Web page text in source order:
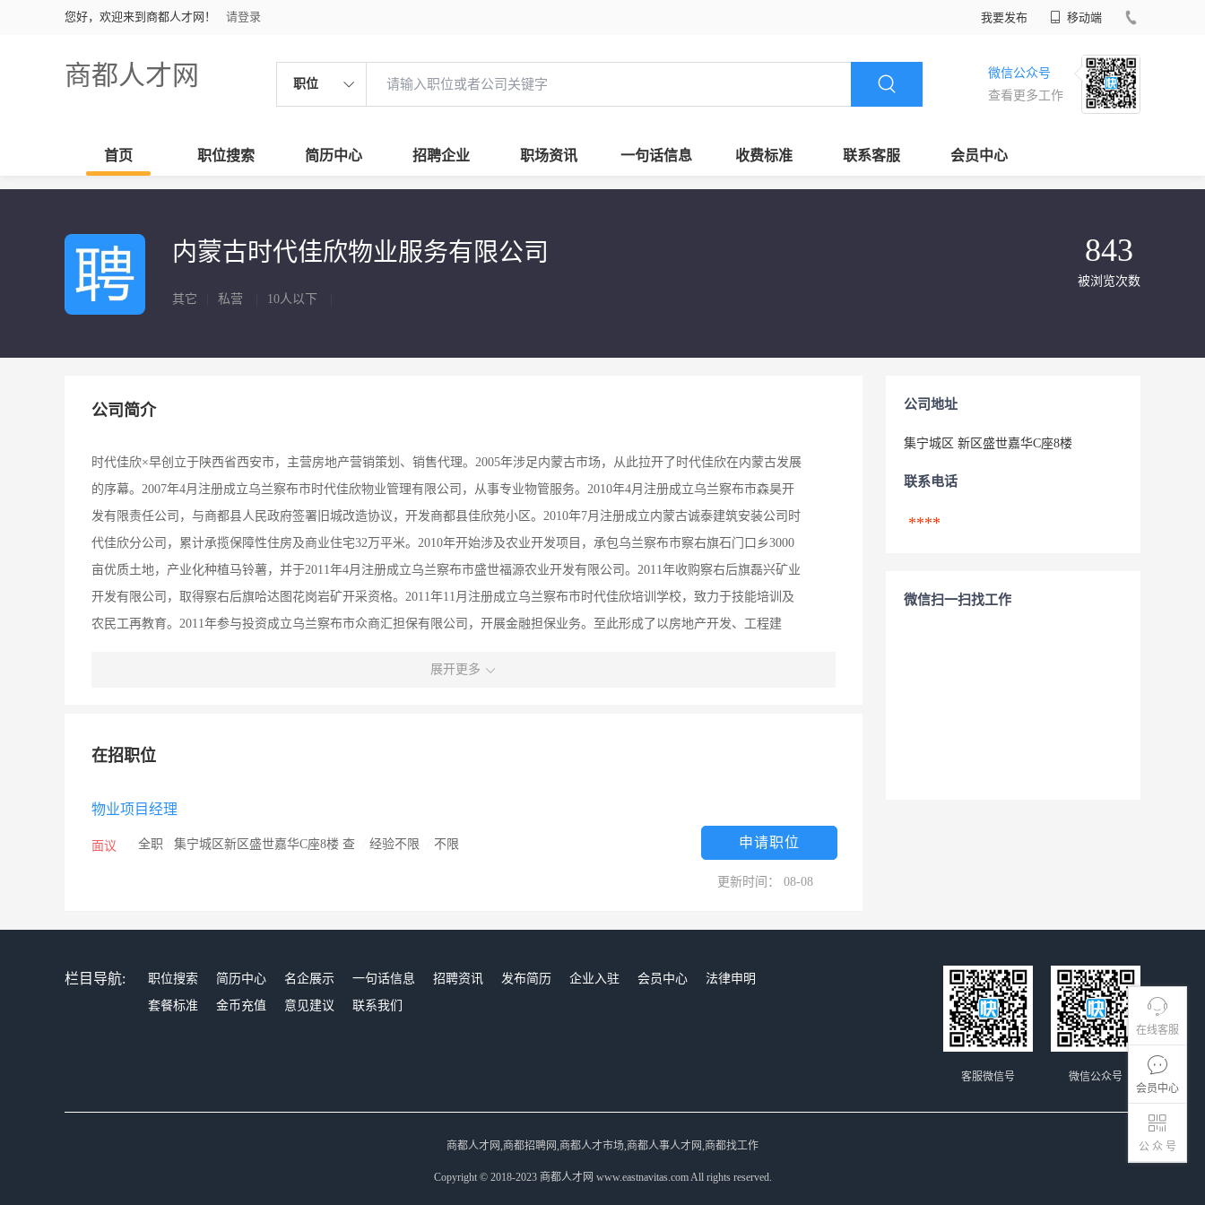
您好，欢迎来到商都人才网！ 请登录 我要发布 移动端
商都人才网 职位
微信公众号
查看更多工作
首页 职位搜索 简历中心 招聘企业 职场资讯 一句话信息 收费标准 联系客服 会员中心
在线客服
会员中心
公 众 号
内蒙古时代佳欣物业服务有限公司
其它 私营 10人以下
843
被浏览次数
公司简介
时代佳欣×早创立于陕西省西安市，主营房地产营销策划、销售代理。2005年涉足内蒙古市场，从此拉开了时代佳欣在内蒙古发展
的序幕。2007年4月注册成立乌兰察布市时代佳欣物业管理有限公司，从事专业物管服务。2010年4月注册成立乌兰察布市森昊开
发有限责任公司，与商都县人民政府签署旧城改造协议，开发商都县佳欣苑小区。2010年7月注册成立内蒙古诚泰建筑安装公司时
代佳欣分公司，累计承揽保障性住房及商业住宅32万平米。2010年开始涉及农业开发项目，承包乌兰察布市察右旗石门口乡3000
亩优质土地，产业化种植马铃薯，并于2011年4月注册成立乌兰察布市盛世福源农业开发有限公司。2011年收购察右后旗磊兴矿业
开发有限公司，取得察右后旗哈达图花岗岩矿开采资格。2011年11月注册成立乌兰察布市时代佳欣培训学校，致力于技能培训及
农民工再教育。2011年参与投资成立乌兰察布市众商汇担保有限公司，开展金融担保业务。至此形成了以房地产开发、工程建
级职称28人，高级职称6人。几年来，公司以“凭优质服务创造终生客户”的经营理念，致力于为客户提供诚信、专业、领先、便捷
治区“人才储备基地”等多项荣誉称号。 时代佳欣坚持“凭优质服务创造终身客户”的经营理念，秉承“以业聚才、倚才兴业、唯贤是
续发展的集团公司，实现时代佳欣永续经营的光荣与梦想！
展开更多
在招职位
物业项目经理
面议 全职 集宁城区新区盛世嘉华C座8楼 查 经验不限 不限 申请职位
更新时间： 08-08
公司地址
集宁城区 新区盛世嘉华C座8楼
联系电话
****
微信扫一扫找工作
栏目导航: 职位搜索 简历中心 名企展示 一句话信息 招聘资讯 发布简历 企业入驻 会员中心
法律申明
套餐标准
金币充值 意见建议 联系我们
微信公众号
客服微信号
商都人才网,商都招聘网,商都人才市场,商都人事人才网,商都找工作
Copyright © 2018-2023 商都人才网 www.eastnavitas.com All rights reserved.